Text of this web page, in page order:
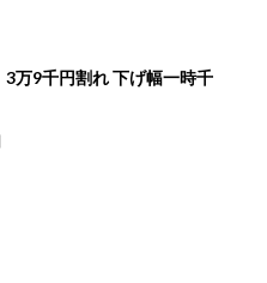
万9千円割れ 下げ幅一時千